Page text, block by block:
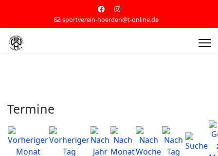
sportverein-hoerden@t-online.de
Termine